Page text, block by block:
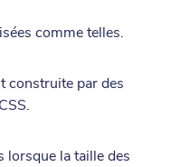
comme telles.
construite par des
lorsque la taille des